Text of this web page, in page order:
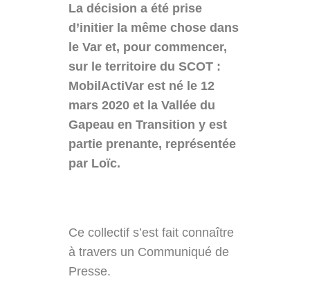
La décision a été prise
d’initier la même chose dans
le Var et, pour commencer,
sur le territoire du SCOT :
MobilActiVar est né le 12
mars 2020 et la Vallée du
Gapeau en Transition y est
partie prenante, représentée
par Loïc.
Ce collectif s’est fait connaître
à travers un Communiqué de
Presse.